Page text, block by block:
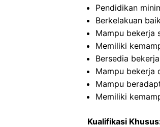
Pendidikan
Berkelakuan
Mampu bekerja
Memiliki
Bersedia
Mampu bekerja
Mampu
Memiliki
Kualifikasi